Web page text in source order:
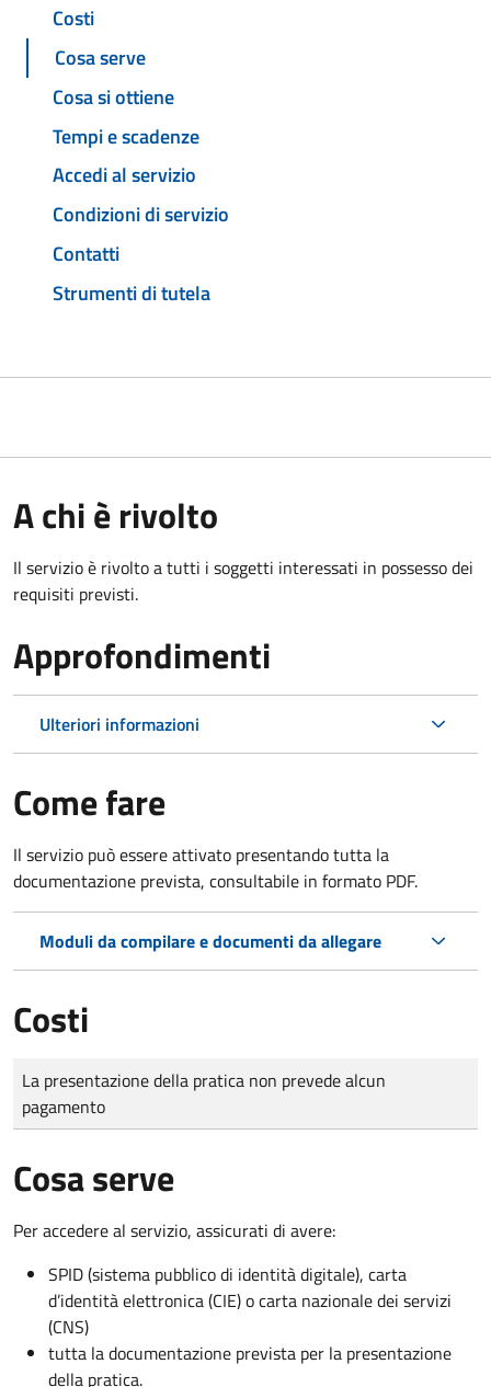
Costi
Cosa serve
Cosa si ottiene
Tempi e scadenze
Accedi al servizio
Condizioni di servizio
Contatti
Strumenti di tutela
A chi è rivolto
Il servizio è rivolto a tutti i soggetti interessati in possesso dei
requisiti previsti.
Approfondimenti
Ulteriori informazioni
Come fare
Il servizio può essere attivato presentando tutta la
documentazione prevista, consultabile in formato PDF.
Moduli da compilare e documenti da allegare
Costi
Tipo di pagamento
Importo
La presentazione della pratica non prevede alcun
pagamento
Cosa serve
Per accedere al servizio, assicurati di avere:
SPID (sistema pubblico di identità digitale), carta
d’identità elettronica (CIE) o carta nazionale dei servizi
(CNS)
tutta la documentazione prevista per la presentazione
della pratica.